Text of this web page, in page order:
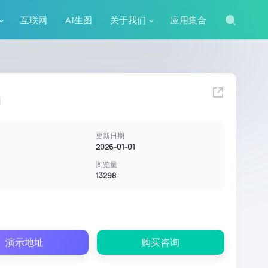
互联网 AI生图 关于我们 应用集合
更新日期
2026-01-01
浏览量
13298
演示地址 购买咨询